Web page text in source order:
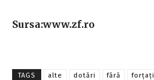
Sursa:www.zf.ro
TAGS alte dotări fără forţaţi